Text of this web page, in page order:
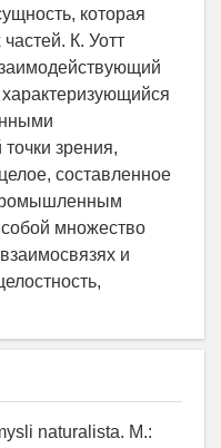
которая
К. Уотт
зрения,
составленное
множество
и
naturalista. M.: